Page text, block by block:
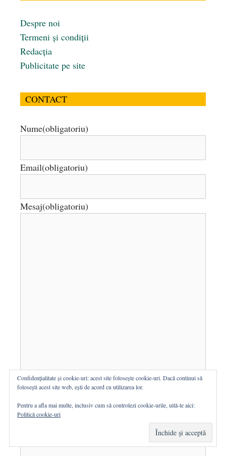
Despre noi
Termeni și condiții
Redacția
Publicitate pe site
CONTACT
Nume(obligatoriu)
Email(obligatoriu)
Mesaj(obligatoriu)
Confidențialitate și cookie-uri: acest site folosește cookie-uri. Dacă continui să
folosești acest site web, ești de acord cu utilizarea lor.
Pentru a afla mai multe, inclusiv cum să controlezi cookie-urile, uită-te aici:
Politică cookie-uri